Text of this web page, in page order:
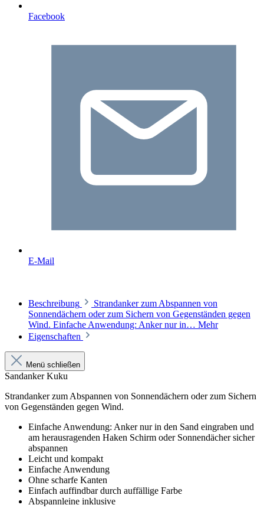
Facebook
E-Mail
Beschreibung
Strandanker zum Abspannen von
Sonnendächern oder zum Sichern von Gegenständen gegen
Wind. Einfache Anwendung: Anker nur in… Mehr
Eigenschaften
Menü schließen
Sandanker Kuku
Strandanker zum Abspannen von Sonnendächern oder zum Sichern
von Gegenständen gegen Wind.
Einfache Anwendung: Anker nur in den Sand eingraben und
am herausragenden Haken Schirm oder Sonnendächer sicher
abspannen
Leicht und kompakt
Einfache Anwendung
Ohne scharfe Kanten
Einfach auffindbar durch auffällige Farbe
Abspannleine inklusive